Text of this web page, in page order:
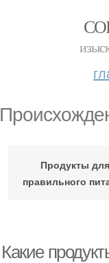
Продукты для
правильного
Какие